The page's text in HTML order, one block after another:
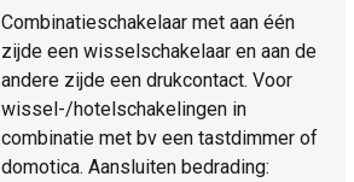
Combinatieschakelaar met aan één
zijde een wisselschakelaar en aan de
andere zijde een drukcontact. Voor
wissel-/hotelschakelingen in
combinatie met bv een tastdimmer of
domotica. Aansluiten bedrading: